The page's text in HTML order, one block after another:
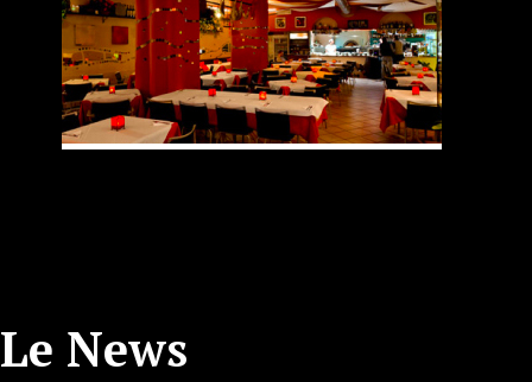
Le News